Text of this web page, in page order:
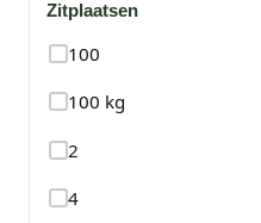
Zitplaatsen
100
100 kg
2
4